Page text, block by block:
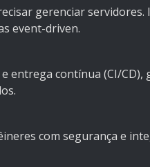
gerenciar servidores.
event-driven.
entrega contínua (CI/CD),
com segurança e